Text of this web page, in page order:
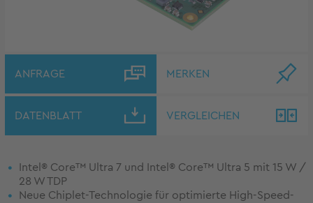
ANFRAGE MERKEN
DATENBLATT VERGLEICHEN
Intel® Core™ Ultra 7 und Intel® Core™ Ultra 5 mit 15 W /
28 W TDP
Neue Chiplet-Technologie für optimierte High-Speed-